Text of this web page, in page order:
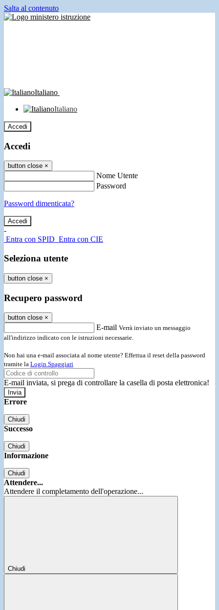
Salta al contenuto
Italiano
Italiano
Accedi
Accedi
button close ×
Nome Utente
Password
Password dimenticata?
-
Entra con SPID Entra con CIE
Seleziona utente
button close ×
Recupero password
button close ×
E-mail Verrà inviato un messaggio
all'indirizzo indicato con le istruzioni necessarie.
Non hai una e-mail associata al nome utente? Effettua il reset della password
tramite la Login Spaggiari
E-mail inviata, si prega di controllare la casella di posta elettronica!
Errore
Chiudi
Successo
Chiudi
Informazione
Chiudi
Attendere...
Attendere il completamento dell'operazione...
Chiudi